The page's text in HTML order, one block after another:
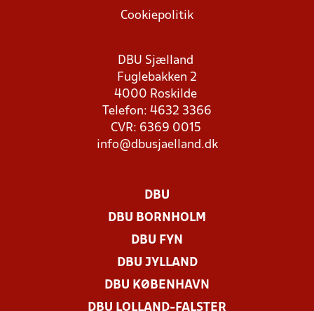
Cookiepolitik
DBU Sjælland
Fuglebakken 2
4000 Roskilde
Telefon: 4632 3366
CVR: 6369 0015
info@dbusjaelland.dk
DBU
DBU BORNHOLM
DBU FYN
DBU JYLLAND
DBU KØBENHAVN
DBU LOLLAND-FALSTER